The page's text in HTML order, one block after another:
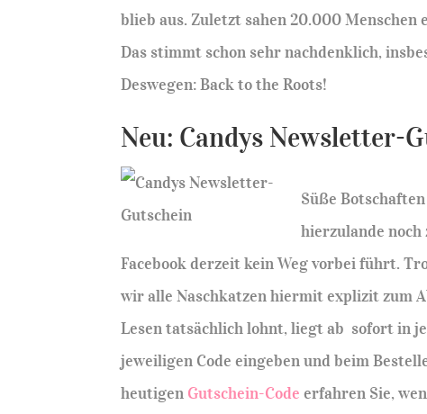
blieb aus. Zuletzt sahen 20.000
Das stimmt schon sehr nachdenklich,
Deswegen: Back to the Roots!
Neu: Candys Newsletter-
Süße
hierzulande
Facebook derzeit kein Weg vorbei führt.
wir alle Naschkatzen hiermit explizit zum
Lesen tatsächlich lohnt, liegt ab sofort in
jeweiligen Code eingeben und beim
heutigen Gutschein-Codeerfahren Sie,